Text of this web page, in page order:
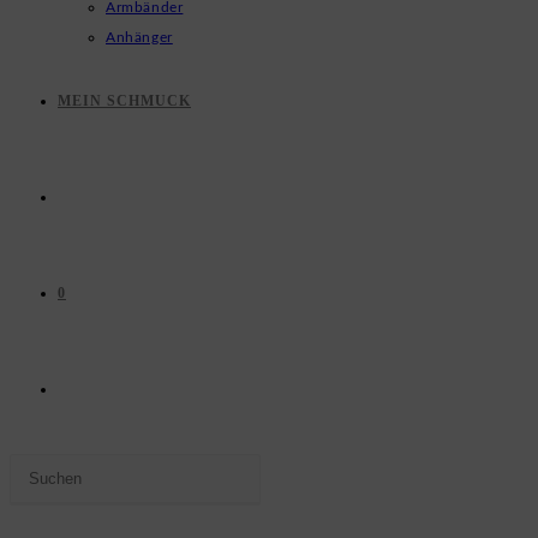
Armbänder
Anhänger
MEIN SCHMUCK
0
SUCHE